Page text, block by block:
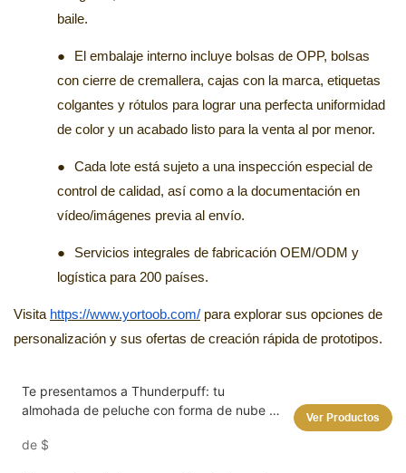
baile.
●
El embalaje interno incluye bolsas de OPP, bolsas
con cierre de cremallera, cajas con la marca, etiquetas
colgantes y rótulos para lograr una perfecta uniformidad
de color y un acabado listo para la venta al por menor.
●
Cada lote está sujeto a una inspección especial de
control de calidad, así como a la documentación en
vídeo/imágenes previa al envío.
●
Servicios integrales de fabricación OEM/ODM y
logística para 200 países.
Visita https://www.yortoob.com/ para explorar sus opciones de
personalización y sus ofertas de creación rápida de prototipos.
Te presentamos a Thunderpuff: tu
almohada de peluche con forma de nube y
de $
Ver Productos